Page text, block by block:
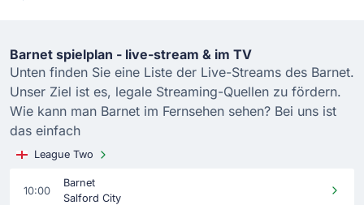
Barnet spielplan - live-stream & im TV
Unten finden Sie eine Liste der Live-Streams des Barnet.
Unser Ziel ist es, legale Streaming-Quellen zu fördern.
Wie kann man Barnet im Fernsehen sehen? Bei uns ist
das einfach
League Two
10:00
Barnet
Salford City